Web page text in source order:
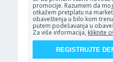
promocije. Razumem da
otkažem pretplatu na
obaveštenja u bilo kom
putem podešavanja u
Za više informacija, kliknite